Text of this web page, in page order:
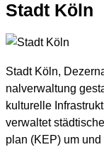
Stadt Köln
Stadt Köln,
nal­ver­wal­tung
kul­tu­rel­le
ver­wal­tet
plan (KEP) um